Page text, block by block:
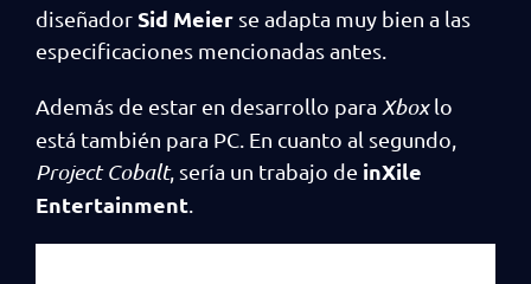
diseñadorSid Meier se adapta muy bien a las
especificaciones mencionadas antes.
Además de estar en desarrollo para Xboxlo
está también para PC. En cuanto al segundo,
Project Cobalt, sería un trabajo de inXile
Entertainment